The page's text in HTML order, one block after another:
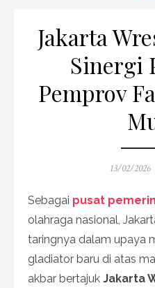
Jakarta
Sinergi
Pemprov
Posted
13/02/2026
Sebagai pusat
olahraga nasional,
taringnya dalam upaya
gladiator baru di atas
akbar bertajuk Jakarta